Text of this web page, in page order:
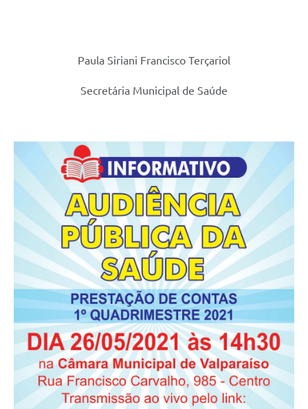
Paula Siriani Francisco Terçariol
Secretária Municipal de Saúde